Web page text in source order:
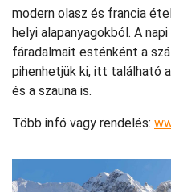
modern olasz és francia
helyi alapanyagokból. A
fáradalmait esténként a
pihenhetjük ki, itt található
és a szauna is.
Több infó vagy rendelés: